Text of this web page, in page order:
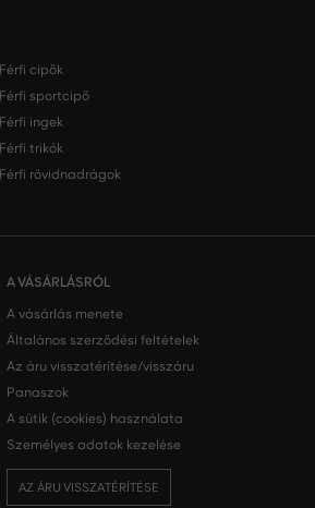
Férfi cipők
Férfi sportcipő
Férfi ingek
Férfi trikók
Férfi rövidnadrágok
A VÁSÁRLÁSRÓL
A vásárlás menete
Általános szerződési feltételek
Az áru visszatérítése/visszáru
Panaszok
A sütik (cookies) használata
Személyes adatok kezelése
AZ ÁRU VISSZATÉRÍTÉSE